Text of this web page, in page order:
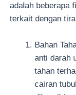
adalah beberapa
terkait dengan
Bahan
anti darah
tahan
cairan